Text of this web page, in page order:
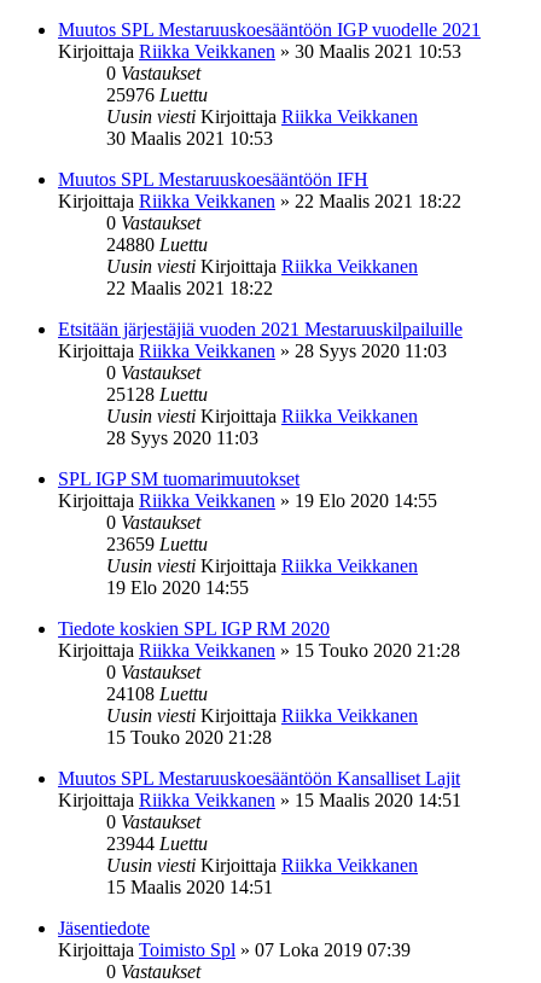
Muutos SPL Mestaruuskoesääntöön IGP vuodelle 2021
Kirjoittaja Riikka Veikkanen » 30 Maalis 2021 10:53
0 Vastaukset
25976 Luettu
Uusin viesti Kirjoittaja Riikka Veikkanen
30 Maalis 2021 10:53
Muutos SPL Mestaruuskoesääntöön IFH
Kirjoittaja Riikka Veikkanen » 22 Maalis 2021 18:22
0 Vastaukset
24880 Luettu
Uusin viesti Kirjoittaja Riikka Veikkanen
22 Maalis 2021 18:22
Etsitään järjestäjiä vuoden 2021 Mestaruuskilpailuille
Kirjoittaja Riikka Veikkanen » 28 Syys 2020 11:03
0 Vastaukset
25128 Luettu
Uusin viesti Kirjoittaja Riikka Veikkanen
28 Syys 2020 11:03
SPL IGP SM tuomarimuutokset
Kirjoittaja Riikka Veikkanen » 19 Elo 2020 14:55
0 Vastaukset
23659 Luettu
Uusin viesti Kirjoittaja Riikka Veikkanen
19 Elo 2020 14:55
Tiedote koskien SPL IGP RM 2020
Kirjoittaja Riikka Veikkanen » 15 Touko 2020 21:28
0 Vastaukset
24108 Luettu
Uusin viesti Kirjoittaja Riikka Veikkanen
15 Touko 2020 21:28
Muutos SPL Mestaruuskoesääntöön Kansalliset Lajit
Kirjoittaja Riikka Veikkanen » 15 Maalis 2020 14:51
0 Vastaukset
23944 Luettu
Uusin viesti Kirjoittaja Riikka Veikkanen
15 Maalis 2020 14:51
Jäsentiedote
Kirjoittaja Toimisto Spl » 07 Loka 2019 07:39
0 Vastaukset